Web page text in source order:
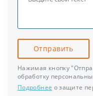
Отправить
Нажимая кнопку
обработку
Подробнее о защите